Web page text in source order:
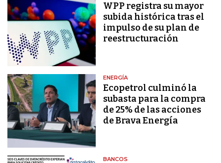
WPP registra su mayor
subida histórica tras el
impulso de su plan de
reestructuración
ENERGÍA
Ecopetrol culminó la
subasta para la compra
de 25% de las acciones
de Brava Energía
BANCOS